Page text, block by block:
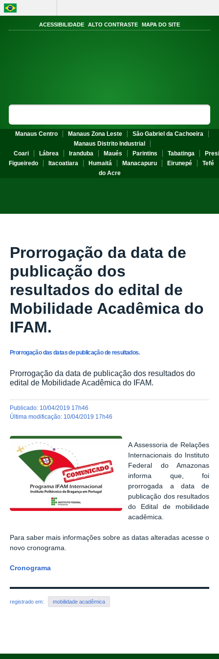
ACESSIBILIDADE ALTO CONTRASTE MAPA DO SITE
Search Site
Manaus Centro Manaus Zona Leste
São Gabriel da Cachoeira
Manaus Distrito Industrial
Coari
Lábrea Iranduba Maués Parintins Tabatinga
Figueiredo
Itacoatiara Humaitá Manacapuru Eirunepé
Tefé
do Acre
Prorrogação da data de
publicação dos
resultados do edital de
Mobilidade Acadêmica do
IFAM.
Prorrogação das datas de publicação de resultados.
Prorrogação da data de publicação dos resultados do
edital de Mobilidade Acadêmica do IFAM.
publicado: 10/04/2019 17h46
última modificação: 10/04/2019 17h46
A Assessoria de Relações
Internacionais do Instituto
Federal do Amazonas
informa que, foi
prorrogada a data de
publicação dos resultados
do Edital de mobilidade
acadêmica.
Para saber mais informações sobre as datas alteradas acesse o
novo cronograma.
Cronograma
registrado em: mobilidade acadêmica